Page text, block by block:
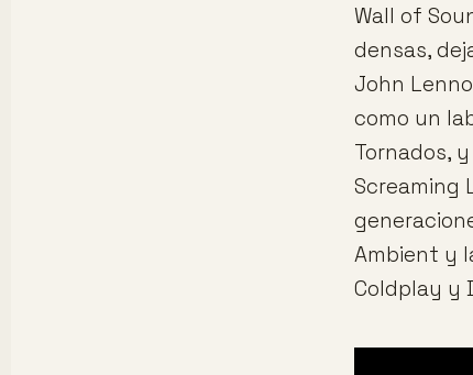
Wall of
densas,
John
como un
Tornados,
Screaming
Ambient y
Coldplay y